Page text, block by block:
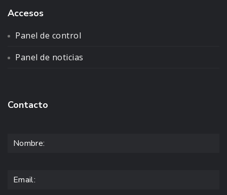
Accesos
Panel de control
Panel de noticias
Contacto